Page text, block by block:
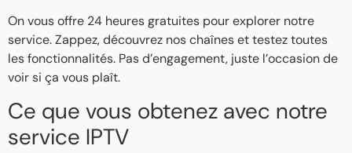
On vous offre 24 heures gratuites pour explorer notre
service. Zappez, découvrez nos chaînes et testez toutes
les fonctionnalités. Pas d’engagement, juste l’occasion de
voir si ça vous plaît.
Ce que vous obtenez avec notre
service IPTV